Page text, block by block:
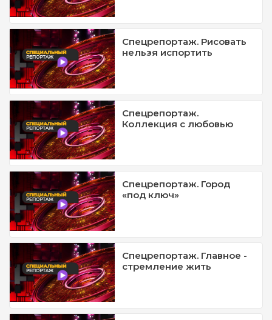
Спецрепортаж. Рисовать
нельзя испортить
Спецрепортаж.
Коллекция с любовью
Спецрепортаж. Город
«под ключ»
Спецрепортаж. Главное -
стремление жить